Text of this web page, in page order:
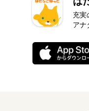
充実
アナ